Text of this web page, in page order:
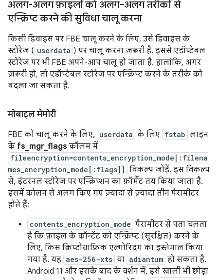
अलग-अलग फ़ाइलों को अलग-अलग तरीकों से
एन्क्रिप्ट करने की सुविधा चालू करना
किसी डिवाइस पर FBE चालू करने के लिए, उसे डिवाइस के
स्टोरेज ( userdata ) पर चालू करना ज़रूरी है. इससे एडॉप्टेबल
स्टोरेज पर भी FBE अपने-आप चालू हो जाता है. हालांकि, अगर
ज़रूरी हो, तो एडॉप्टेबल स्टोरेज पर एन्क्रिप्ट करने के तरीके को
बदला जा सकता है.
मोबाइल मेमोरी
FBE को चालू करने के लिए, userdata के लिए fstab लाइन
के fs_mgr_flags कॉलम में
fileencryption=contents_encryption_mode[:filena
mes_encryption_mode[:flags]] विकल्प जोड़ें. इस विकल्प
से, इंटरनल स्टोरेज पर एन्क्रिप्शन का फ़ॉर्मैट तय किया जाता है.
इसमें कोलन से अलग किए गए ज़्यादा से ज़्यादा तीन पैरामीटर
होते हैं:
contents_encryption_mode पैरामीटर से पता चलता
है कि फ़ाइल के कॉन्टेंट को एन्क्रिप्ट (सुरक्षित) करने के
लिए, किस क्रिप्टोग्राफ़िक एल्गोरिदम का इस्तेमाल किया
गया है. यह aes-256-xts या adiantum हो सकता है.
Android 11 और इसके बाद के वर्शन में, इसे खाली भी छोड़ा